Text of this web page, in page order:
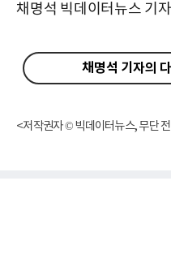
채명석 빅데이터뉴스
채명석 기자의
<저작권자 © 빅데이터뉴스, 무단